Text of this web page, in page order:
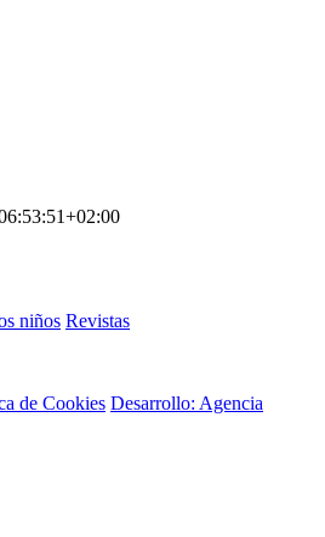
niños Revistas
de Cookies Desarrollo: Agencia